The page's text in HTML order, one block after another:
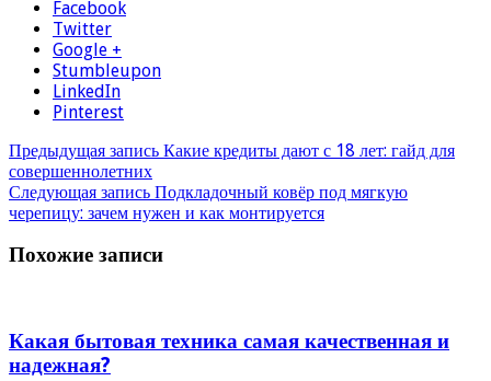
Facebook
Twitter
Google +
Stumbleupon
LinkedIn
Pinterest
Предыдущая запись Какие кредиты дают с 18 лет: гайд для
совершеннолетних
Следующая запись Подкладочный ковёр под мягкую
черепицу: зачем нужен и как монтируется
Похожие записи
Какая бытовая техника самая качественная и
надежная?